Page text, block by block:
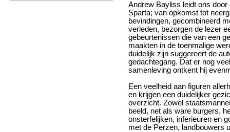
Andrew Bayliss leidt ons
Sparta; van opkomst tot
bevindingen, gecombineerd
verleden, bezorgen de lezer
gebeurtenissen die van een
maakten in de toenmalige
duidelijk zijn suggereert de
gedachtegang. Dat er nog
samenleving ontkent hij
Een veelheid aan figuren
en krijgen een duidelijker
overzicht. Zowel
beeld, net als ware burgers,
onsterfelijken, inferieuren en
met de Perzen, landbouwers